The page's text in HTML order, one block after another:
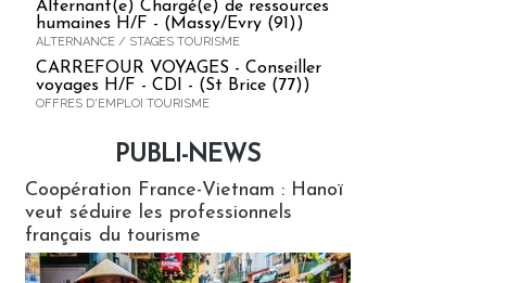
Alternant(e) Chargé(e) de ressources
humaines H/F - (Massy/Evry (91))
ALTERNANCE / STAGES TOURISME
CARREFOUR VOYAGES - Conseiller
voyages H/F - CDI - (St Brice (77))
OFFRES D'EMPLOI TOURISME
PUBLI-NEWS
Coopération France-Vietnam : Hanoï
veut séduire les professionnels
français du tourisme